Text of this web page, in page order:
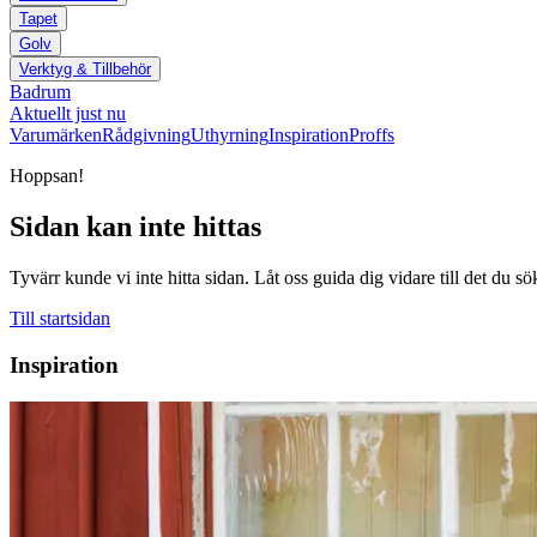
Tapet
Golv
Verktyg & Tillbehör
Badrum
Aktuellt just nu
VarumärkenRådgivningUthyrningInspirationProffs
Hoppsan!
Sidan kan inte hittas
Tyvärr kunde vi inte hitta sidan. Låt oss guida dig vidare till det du
Till startsidan
Inspiration